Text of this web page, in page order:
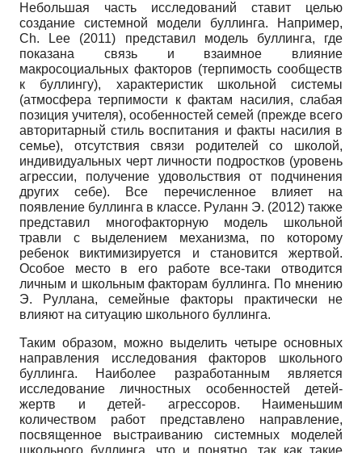
Небольшая часть исследований ставит целью
создание системной модели буллинга. Например,
Ch. Lee (2011) представил модель буллин­га, где
показана связь и взаимное влияние
макросоциальных факторов (терпимость сообществ
к буллингу), характеристик школьной системы
(атмосфера терпимости к фактам насилия, слабая
позиция учителя), особенностей семей (прежде всего
авторитарный стиль воспитания и факты насилия в
семье), отсутствия связи родителей со школой,
индивидуальных черт личности подростков (уровень
агрессии, получение удовольствия от подчинения
других себе). Все перечисленное влияет на
появление буллинга в классе. Руланн Э. (2012) также
представил многофакторную модель школьной
травли с выделением механизма, по которому
ребенок виктимизируется и становится жертвой.
Особое место в его работе все-таки отводится
личным и школьным факторам буллинга. По мнению
Э. Руллана, семейные факторы практически не
влияют на ситуацию школьного буллинга.
Таким образом, можно выделить четыре основных
направления исследования факторов школьного
буллинга. Наиболее разработанным является
исследование личностных особенностей детей-
жертв и детей- агрессоров. Наименьшим
количеством работ представлено направление,
посвященное выстраиванию системных моделей